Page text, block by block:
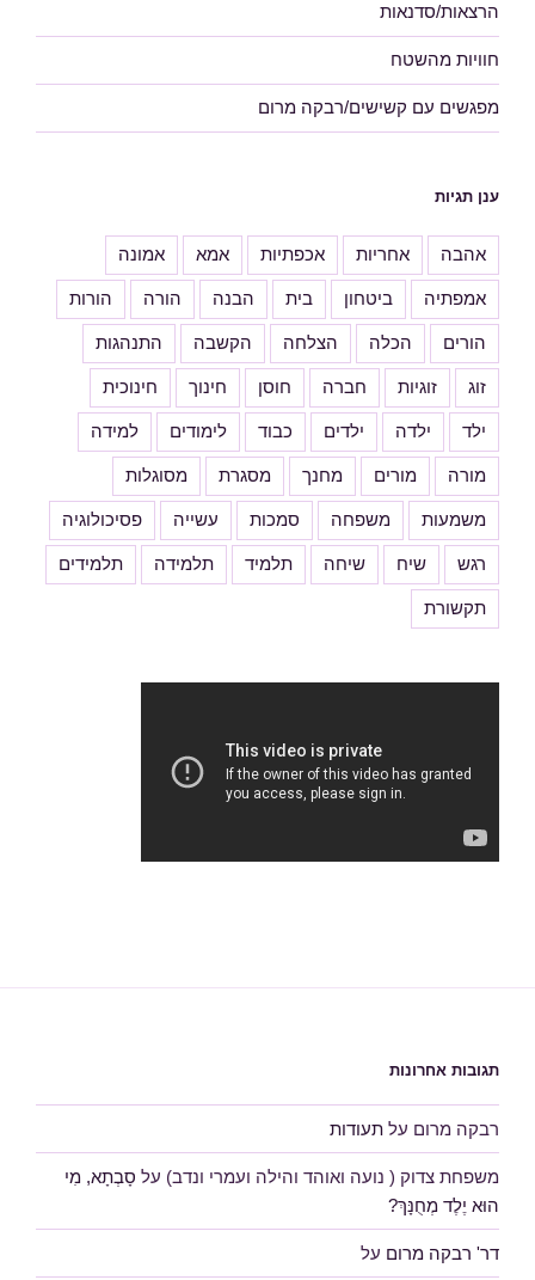
הרצאות/סדנאות
חוויות מהשטח
מפגשים עם קשישים/רבקה מרום
ענן תגיות
אהבה אחריות אכפתיות אמא אמונה
אמפתיה ביטחון בית הבנה הורה הורות
הורים הכלה הצלחה הקשבה התנהגות
זוג זוגיות חברה חוסן חינוך חינוכית
ילד ילדה ילדים כבוד לימודים למידה
מורה מורים מחנך מסגרת מסוגלות
משמעות משפחה סמכות עשייה פסיכולוגיה
רגש שיח שיחה תלמיד תלמידה תלמידים
תקשורת
תגובות אחרונות
רבקה מרום על תעודות
משפחת צדוק ( נועה ואוהד והילה ועמרי ונדב) על סָבְתָא, מִי
הוּא יֶלֶד מְחֻנָּךְ?
דר' רבקה מרום על